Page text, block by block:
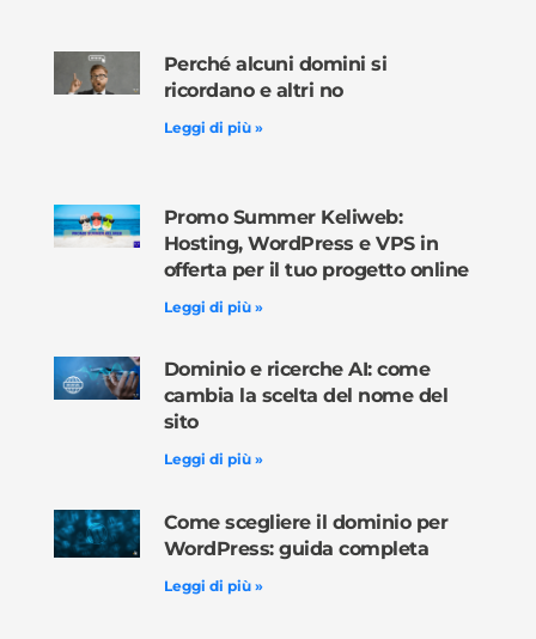
Perché alcuni domini si
ricordano e altri no
Leggi di più »
Promo Summer Keliweb:
Hosting, WordPress e VPS in
offerta per il tuo progetto online
Leggi di più »
Dominio e ricerche AI: come
cambia la scelta del nome del
sito
Leggi di più »
Come scegliere il dominio per
WordPress: guida completa
Leggi di più »